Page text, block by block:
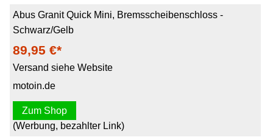
Abus Granit Quick Mini, Bremsscheibenschloss -
Schwarz/Gelb
89,95 €*
Versand siehe Website
motoin.de
Zum Shop
(Werbung, bezahlter Link)